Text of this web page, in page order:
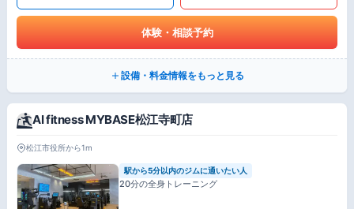
体験・相談予約
設備・料金情報をもっと見る
AI fitness MYBASE松江寺町店
松江市役所から1m
駅から5分以内のジムに通いたい人
20分の全身トレーニング